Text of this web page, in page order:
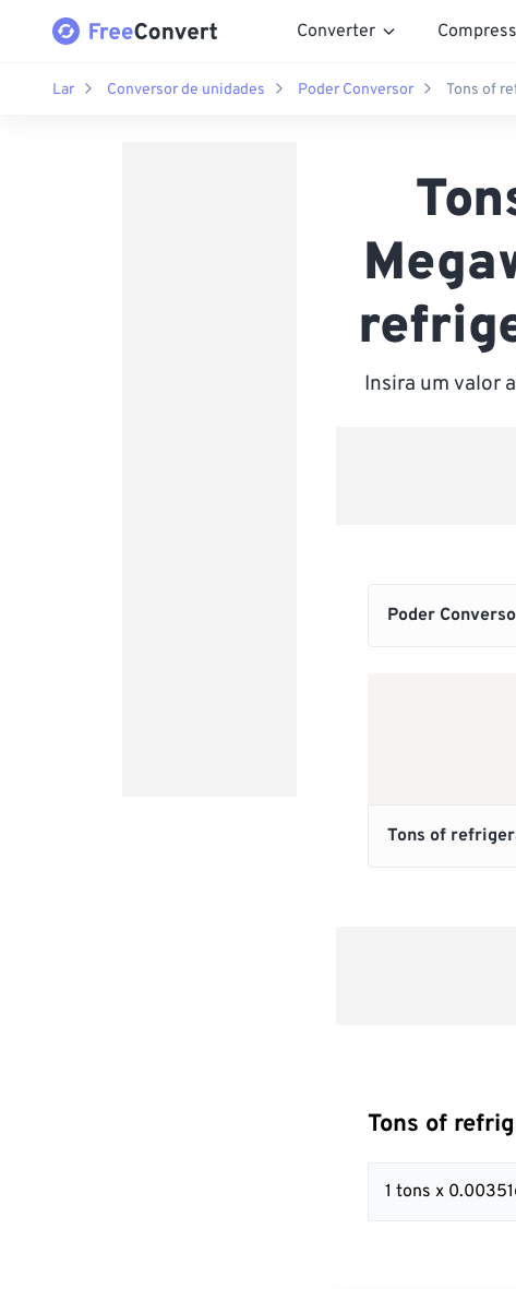
Converter
Lar Conversor de unidades Poder Conversor Tons of
Insira um valor
Tons of
1 tons x